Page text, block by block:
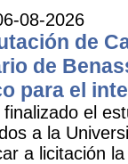
08-2026
de
de
para el
finalizado el
a la
a licitación